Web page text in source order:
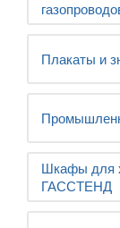
Плакаты и
Шкафы для
ГАССТЕНД